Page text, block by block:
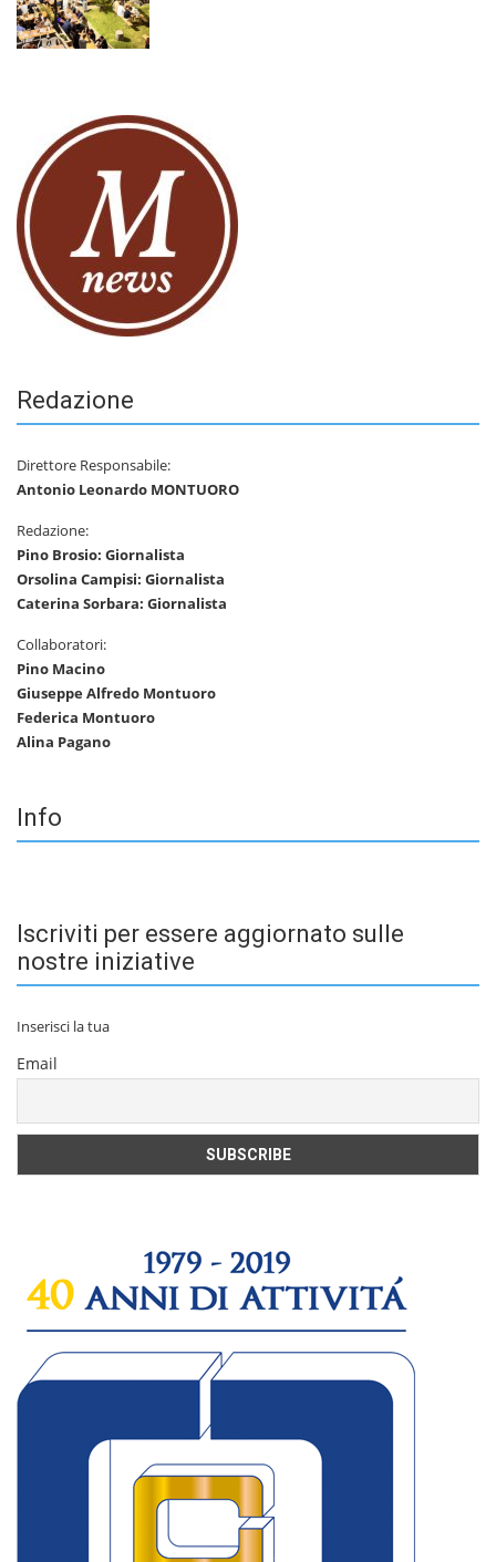
Redazione
Direttore Responsabile:
Antonio Leonardo MONTUORO
Redazione:
Pino Brosio: Giornalista
Orsolina Campisi: Giornalista
Caterina Sorbara: Giornalista
Collaboratori:
Pino Macino
Giuseppe Alfredo Montuoro
Federica Montuoro
Alina Pagano
Info
Iscriviti per essere aggiornato sulle
nostre iniziative
Inserisci la tua
Email